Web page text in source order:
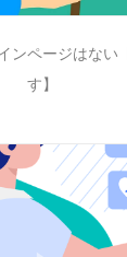
ンページはない
す】